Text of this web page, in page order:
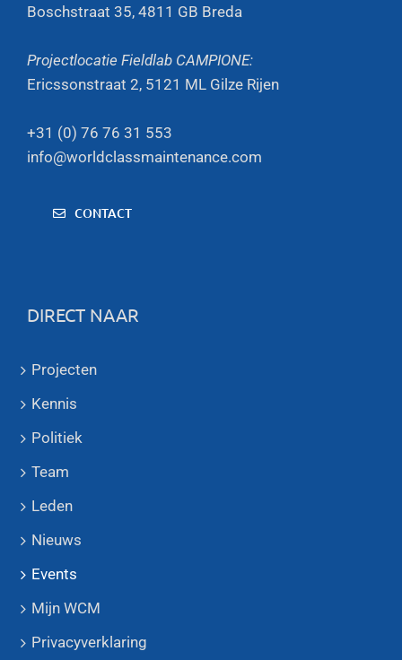
Boschstraat 35, 4811 GB Breda
Projectlocatie Fieldlab CAMPIONE:
Ericssonstraat 2, 5121 ML Gilze Rijen
+31 (0) 76 76 31 553
info@worldclassmaintenance.com
CONTACT
DIRECT NAAR
Projecten
Kennis
Politiek
Team
Leden
Nieuws
Events
Mijn WCM
Privacyverklaring